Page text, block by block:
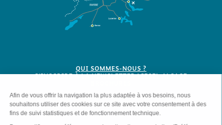
QUI SOMMES-NOUS ?
S'INSCRIRE À LA NEWSLETTER LIESEL ALSACE